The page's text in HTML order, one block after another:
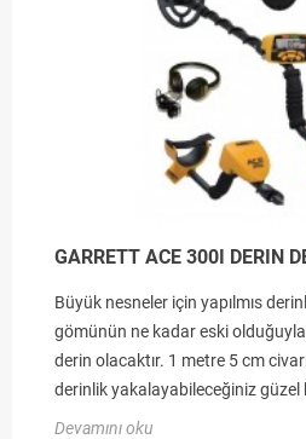
GARRETT ACE 300I DERIN
Büyük nesneler için yapılmıs
gömünün ne kadar eski
derin olacaktır. 1 metre 5 cm
derinlik yakalayabileceğiniz güzel
Devamını oku